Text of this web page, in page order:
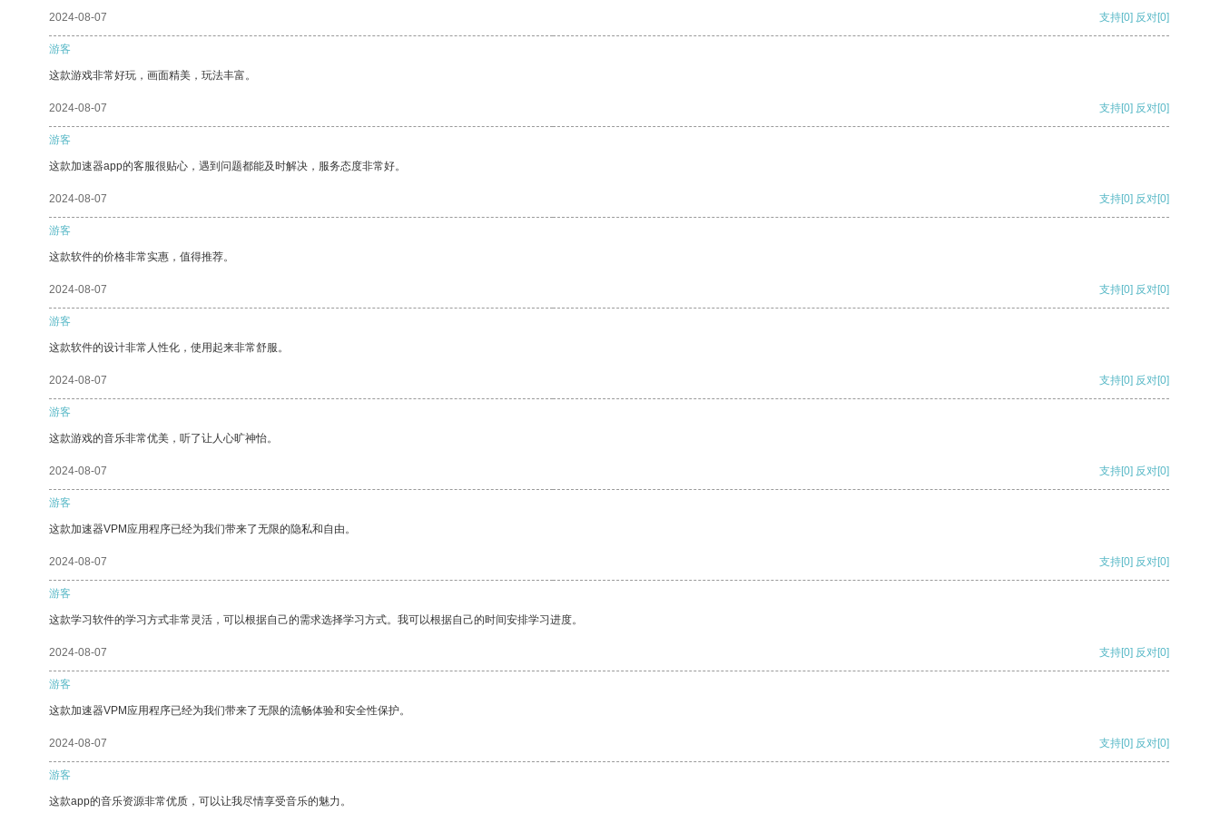
2024-08-07 支持[0] 反对[0]
游客
这款游戏非常好玩，画面精美，玩法丰富。
2024-08-07 支持[0] 反对[0]
游客
这款加速器app的客服很贴心，遇到问题都能及时解决，服务态度非常好。
2024-08-07 支持[0] 反对[0]
游客
这款软件的价格非常实惠，值得推荐。
2024-08-07 支持[0] 反对[0]
游客
这款软件的设计非常人性化，使用起来非常舒服。
2024-08-07 支持[0] 反对[0]
游客
这款游戏的音乐非常优美，听了让人心旷神怡。
2024-08-07 支持[0] 反对[0]
游客
这款加速器VPM应用程序已经为我们带来了无限的隐私和自由。
2024-08-07 支持[0] 反对[0]
游客
这款学习软件的学习方式非常灵活，可以根据自己的需求选择学习方式。我可以根据自己的时间安排学习进度。
2024-08-07 支持[0] 反对[0]
游客
这款加速器VPM应用程序已经为我们带来了无限的流畅体验和安全性保护。
2024-08-07 支持[0] 反对[0]
游客
这款app的音乐资源非常优质，可以让我尽情享受音乐的魅力。